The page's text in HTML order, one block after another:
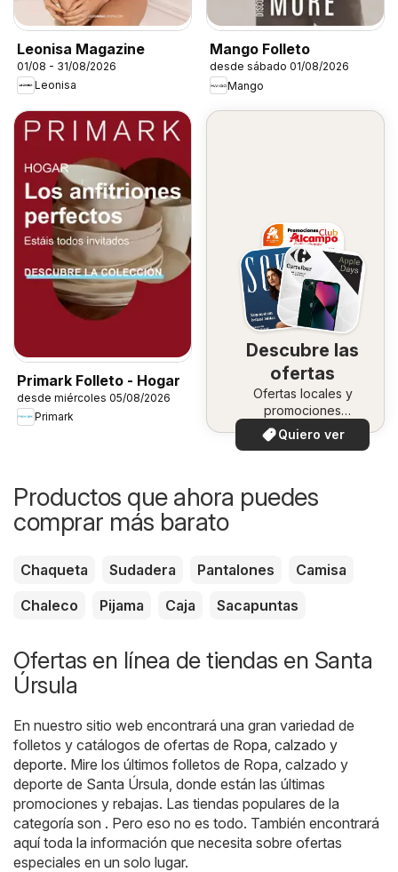
Leonisa Magazine
01/08 - 31/08/2026
Leonisa
Mango Folleto
desde sábado 01/08/2026
Mango
Primark Folleto - Hogar
desde miércoles 05/08/2026
Primark
Descubre las
ofertas
Ofertas locales y
promociones
especiales.
Quiero ver
Productos que ahora puedes
comprar más barato
Chaqueta Sudadera Pantalones
Camisa
Chaleco
Pijama Caja Sacapuntas
Ofertas en línea de tiendas en Santa
Úrsula
En nuestro sitio web encontrará una gran variedad de
folletos y catálogos de ofertas de Ropa, calzado y
deporte. Mire los últimos folletos de Ropa, calzado y
deporte de Santa Úrsula, donde están las últimas
promociones y rebajas. Las tiendas populares de la
categoría son . Pero eso no es todo. También encontrará
aquí toda la información que necesita sobre ofertas
especiales en un solo lugar.